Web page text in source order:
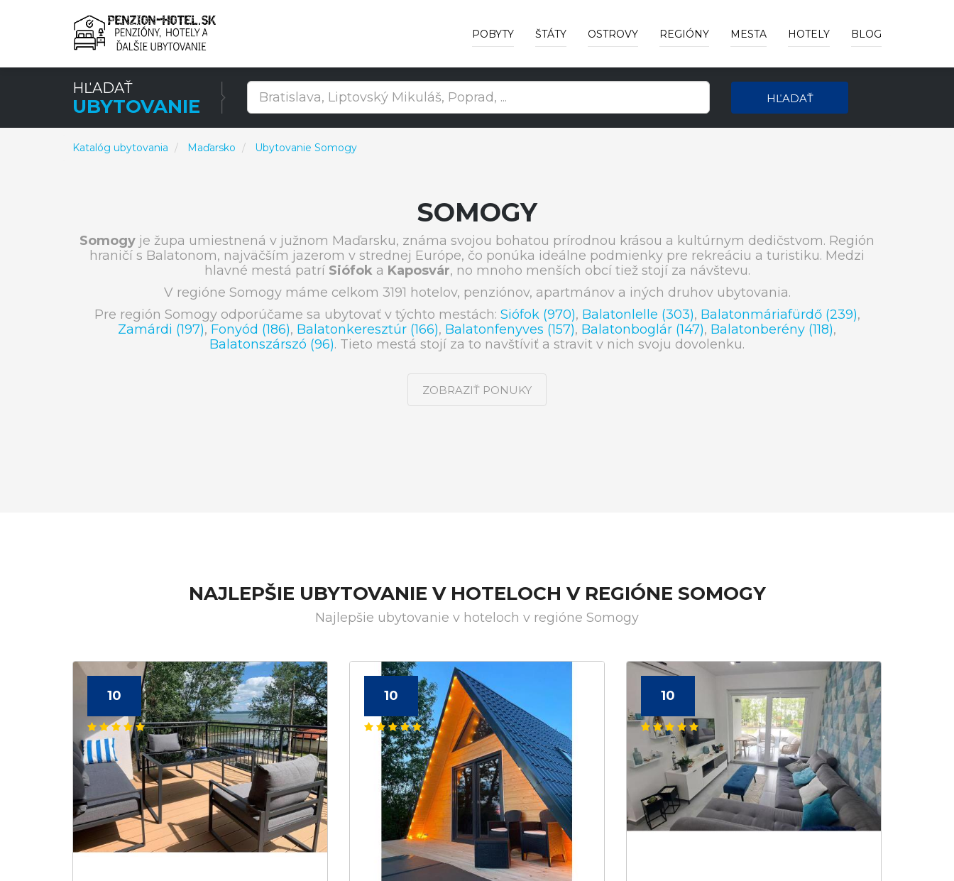
POBYTY ŠTÁTY OSTROVY REGIÓNY MESTA HOTELY BLOG
HĽADAŤ
UBYTOVANIE HĽADAŤ
Katalóg ubytovania Maďarsko Ubytovanie Somogy
SOMOGY
Somogy je župa umiestnená v južnom Maďarsku, známa svojou bohatou prírodnou krásou a kultúrnym dedičstvom. Región
hraničí s Balatonom, najväčším jazerom v strednej Európe, čo ponúka ideálne podmienky pre rekreáciu a turistiku. Medzi
hlavné mestá patrí Siófoka Kaposvár, no mnoho menších obcí tiež stojí za návštevu.
V regióne Somogy máme celkom 3191 hotelov, penziónov, apartmánov a iných druhov ubytovania.
Pre región Somogy odporúčame sa ubytovať v týchto mestách: Siófok (970), Balatonlelle (303), Balatonmáriafürdő (239),
Zamárdi (197), Fonyód (186), Balatonkeresztúr (166), Balatonfenyves (157), Balatonboglár (147), Balatonberény (118),
Balatonszárszó (96). Tieto mestá stojí za to navštíviť a stravit v nich svoju dovolenku.
ZOBRAZIŤ PONUKY
NAJLEPŠIE UBYTOVANIE V HOTELOCH V REGIÓNE SOMOGY
Najlepšie ubytovanie v hoteloch v regióne Somogy
10 10 10